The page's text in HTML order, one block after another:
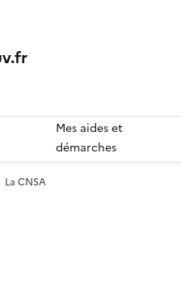
Mes aides et
démarches
La CNSA